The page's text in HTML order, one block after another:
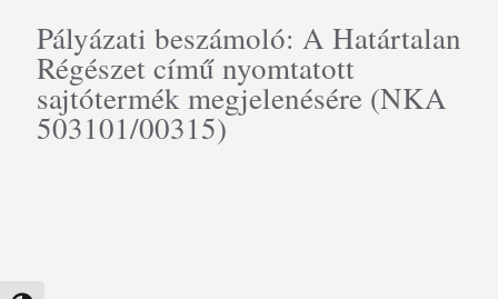
Pályázati beszámoló: A Határtalan
Régészet című nyomtatott
sajtótermék megjelenésére (NKA
503101/00315)